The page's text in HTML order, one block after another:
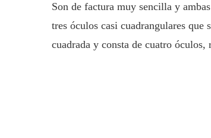
Son de factura muy sencilla y
tres óculos casi cuadrangulares
cuadrada y consta de cuatro